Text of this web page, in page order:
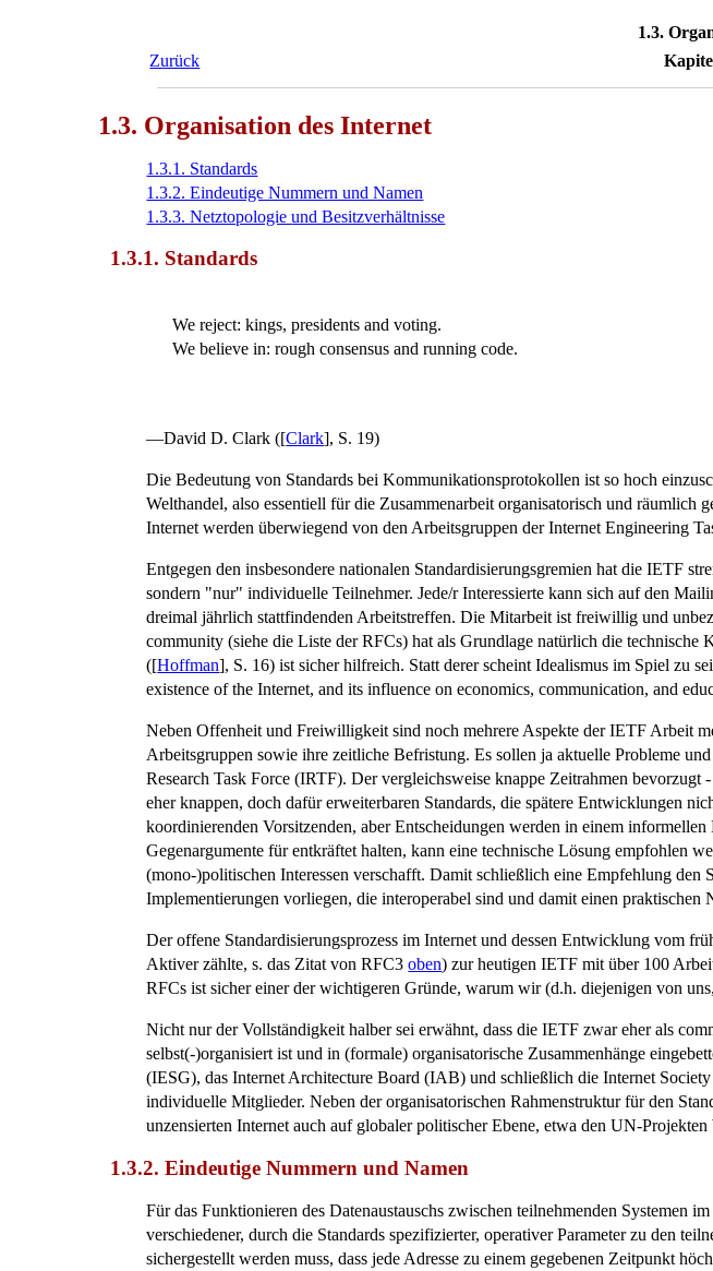
1.3.
Zurück
1.3. Organisation des Internet
1.3.1. Standards
1.3.2. Eindeutige Nummern und Namen
1.3.3. Netztopologieund Besitzverhältnisse
1.3.1. Standards
We reject: kings, presidents and voting.
We believe in: rough consensus and running code.
—David D. Clark ([Clark], S. 19)
Die Bedeutung von Standards bei Kommunikationsprotokollen ist so hoch
Welthandel, also essentiell für die Zusammenarbeit organisatorisch und räumlich
Internet werden überwiegend von den Arbeitsgruppen der Internet Engineering
Entgegen deninsbesondere nationalen Standardisierungsgremien hat die IETF
sondern "nur" individuelle Teilnehmer. Jede/r Interessierte kann sich auf den
dreimal jährlich stattfindenden Arbeitstreffen. Die Mitarbeit ist freiwillig und
community (siehe die Liste der RFCs) hat als Grundlage natürlich die
([Hoffman], S. 16) ist sicher hilfreich. Statt derer scheint Idealismus im Spiel zu
existence of the Internet, and its influence on economics, communication, and
Neben Offenheit und Freiwilligkeit sind noch mehrere Aspekte der IETF Arbeit
Arbeitsgruppen sowie ihre zeitliche Befristung. Es sollen ja aktuelle Probleme
Research Task Force (IRTF). Der vergleichsweise knappe Zeitrahmen
eher knappen, doch dafür erweiterbaren Standards, die spätere Entwicklungen
koordinierenden Vorsitzenden, aber Entscheidungen werden in einem
Gegenargumente für entkräftet halten, kann eine technische Lösung empfohlen
(mono-)politischen Interessen verschafft. Damit schließlich eine Empfehlung den
Implementierungen vorliegen, die interoperabel sind und damit einen praktischen
Der offene Standardisierungsprozess im Internet und dessen Entwicklung vom
Aktiver zählte, s. das Zitat von RFC3oben) zur heutigen IETF mit über 100
RFCs ist sicher einer der wichtigeren Gründe, warum wir (d.h. diejenigen von
Nicht nur der Vollständigkeit halber sei erwähnt, dass die IETF zwar eher als
selbst(-)organisiert ist und in (formale) organisatorische Zusammenhänge
(IESG), das Internet Architecture Board (IAB) und schließlich die Internet
individuelle Mitglieder. Neben der organisatorischen Rahmenstruktur für den
unzensierten Internet auch auf globaler politischer Ebene, etwa den UN-
1.3.2. Eindeutige Nummern und Namen
Für das Funktionieren des Datenaustauschs zwischen teilnehmenden Systemen
verschiedener, durch die Standards spezifizierter, operativer Parameter zu den
sichergestellt werden muss, dass jede Adresse zu einem gegebenen Zeitpunkt